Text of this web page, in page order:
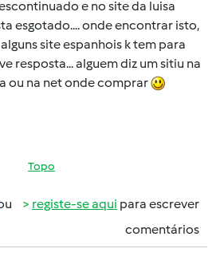
e no site da luisa
esgotado.... onde encontrar isto,
site espanhois k tem para
resposta... alguem diz um sitiu na
ou na net onde comprar
Topo
registe-se aqui para escrever
comentários